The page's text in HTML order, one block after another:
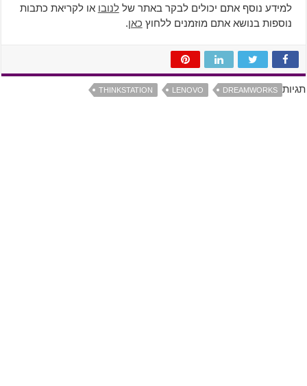
למידע נוסף אתם יכולים לבקר באתר של לנובואו לקריאת כתבות
נוספות בנושא אתם מוזמנים ללחוץ כאן.
תגיות DREAMWORKS
LENOVO
THINKSTATION